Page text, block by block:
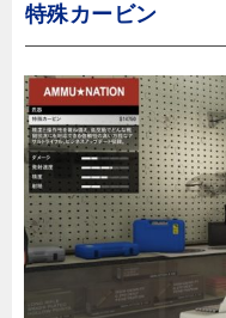
特殊カービン